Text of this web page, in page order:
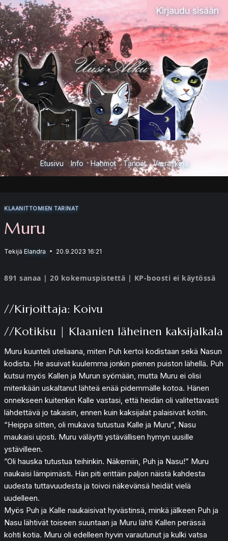
Siirry
sisältöön
Kirjaudu sisään
Etusivu Info Hahmot Tarinat Vieraskirja
KLAANITTOMIEN TARINAT
Muru
Tekijä Elandra 20.9.2023 16:21
891 sanaa | 20 kokemuspistettä | KP-boosti ei käytössä
//Kirjoittaja: Koivu
//Kotikisu | Klaanien läheinen kaksijalkala
Muru kuunteli uteliaana, miten Puh kertoi kodistaan sekä Nasun
kodista. He asuivat kuulemma jonkin pienen puiston lähellä. Puh
kutsui myös Kallen ja Murun syömään, mutta Muru ei olisi
mitenkään uskaltanut lähteä enää pidemmälle kotoa. Hänen
onnekseen kuitenkin Kalle vastasi, että heidän oli valitettavasti
lähdettävä jo takaisin, ennen kuin kaksijalat palaisivat kotiin.
“Heippa sitten, oli mukava tutustua Kalle ja Muru”, Nasu
maukaisi ujosti. Muru väläytti ystävällisen hymyn uusille
ystävilleen.
”Oli hauska tutustua teihinkin. Näkemiin, Puh ja Nasu!” Muru
naukaisi lämpimästi. Hän piti erittäin paljon näistä kahdesta
uudesta tuttavuudesta ja toivoi näkevänsä heidät vielä
uudelleen.
Myös Puh ja Kalle naukaisivat hyvästinsä, minkä jälkeen Puh ja
Nasu lähtivät toiseen suuntaan ja Muru lähti Kallen perässä
kohti kotia. Muru oli edelleen hyvin varautunut ja kulki vatsa